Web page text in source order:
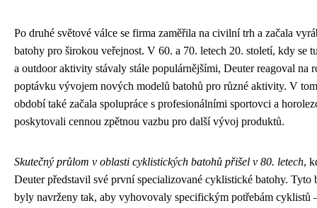
Po druhé světové válce se firma zaměřila na civilní trh a začala
batohy pro širokou veřejnost. V 60. a 70. letech 20. století, kdy se
a outdoor aktivity stávaly stále populárnějšími, Deuter reagoval na
poptávku vývojem nových modelů batohů pro různé aktivity. V
období také začala spolupráce s profesionálními sportovci a
poskytovali cennou zpětnou vazbu pro další vývoj produktů.
Skutečný průlom v oblasti cyklistických batohů přišel v 80. letech,
Deuter představil své první specializované cyklistické batohy. Tyto
byly navrženy tak, aby vyhovovaly specifickým potřebám cyklistů